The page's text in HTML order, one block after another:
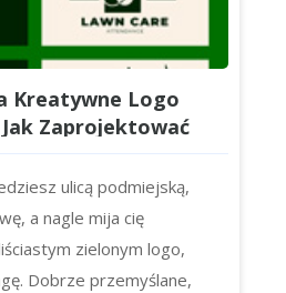
Kreatywne Logo
Zaprojektować
ulicą podmiejską,
a nagle mija cię
zielonym logo,
Dobrze przemyślane,